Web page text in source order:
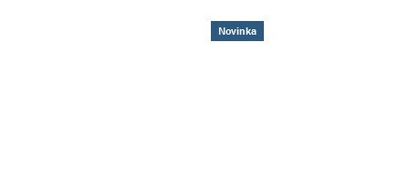
Novinka